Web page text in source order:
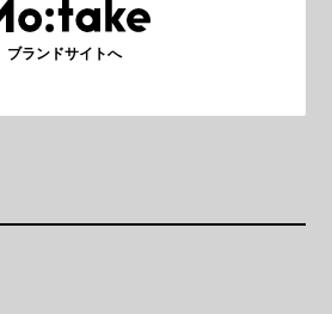
ブランドサイトへ